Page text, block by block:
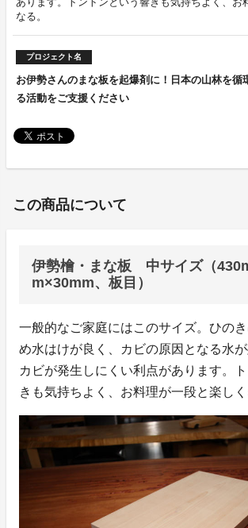
なる。
プロジェクト名
お伊勢さんのまな板を起爆剤に！日本の山林を循
る活動をご支援ください
この商品について
伊勢檜・まな板 中サイズ（
m×30mm、板目）
一般的なご家庭にはこのサイズ。ひの
め水はけが良く、カビの原因となる水
カビが発生しにくい利点があります。
きも気持ちよく、お料理が一段と楽しく